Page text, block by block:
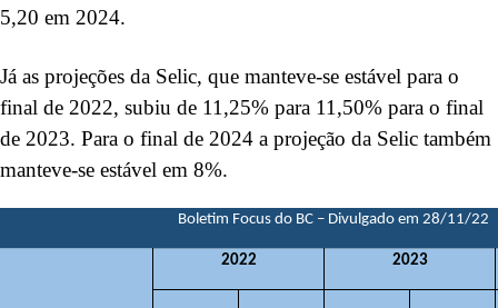
5,20 em 2024.
Já as projeções da Selic, que manteve-se estável para o
final de 2022, subiu de 11,25% para 11,50% para o final
de 2023. Para o final de 2024 a projeção da Selic também
manteve-se estável em 8%.
Boletim Focus do BC – Divulgado em 28/11/22
2022 2023